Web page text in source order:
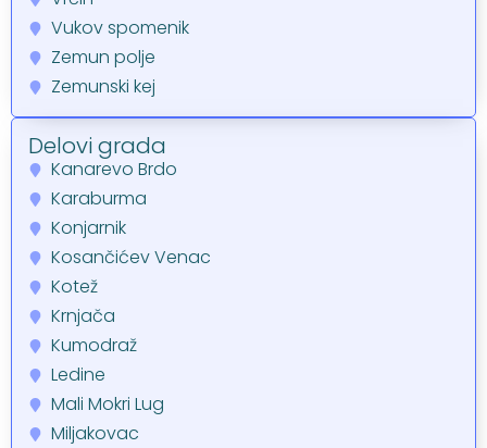
Vukov spomenik
Zemun polje
Zemunski kej
Delovi grada
Kanarevo Brdo
Karaburma
Konjarnik
Kosančićev Venac
Kotež
Krnjača
Kumodraž
Ledine
Mali Mokri Lug
Miljakovac